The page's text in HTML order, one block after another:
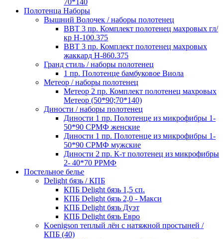
70*140
Полотенца Наборы
Вышний Волочек / наборы полотенец
ВВТ 3 пр. Комплект полотенец махровых гл/
кр Н-100.375
ВВТ 3 пр. Комплект полотенец махровых
жаккард Н-860.375
Гранд стиль / наборы полотенец
1 пр. Полотенце бамбуковое Виола
Метеор / наборы полотенец
Метеор 2 пр. Комплект полотенец махровых
Метеор (50*90;70*140)
Диности / наборы полотенец
Диности 1 пр. Полотенце из микрофибры 1-
50*90 СРМФ женские
Диности 1 пр. Полотенце из микрофибры 1-
50*90 СРМФ мужские
Диности 2 пр. К-т полотенец из микрофибры
2- 40*70 РРМФ
Постельное белье
Delight бязь / КПБ
КПБ Delight бязь 1,5 сп.
КПБ Delight бязь 2,0 - Макси
КПБ Delight бязь Дуэт
КПБ Delight бязь Евро
Koenigson теплый лён с натяжной простыней /
КПБ (40)